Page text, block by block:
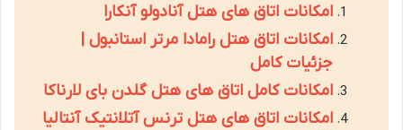
امکانات اتاق های هتل آنادولو آنکارا
امکانات اتاق هتل رامادا مرتر استانبول |
جزئیات کامل
امکانات کامل اتاق های هتل گلدن بای لارناکا
امکانات اتاق های هتل ترنس آتلانتیک آنتالیا